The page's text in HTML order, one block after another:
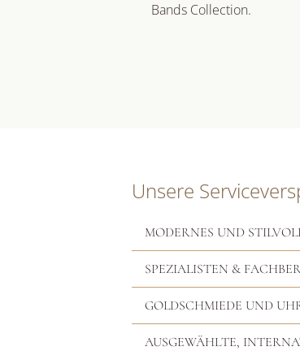
Bands Collection.
Unsere
MODERNES UND
SPEZIALISTEN &
GOLDSCHMIEDE UND
AUSGEWÄHLTE,